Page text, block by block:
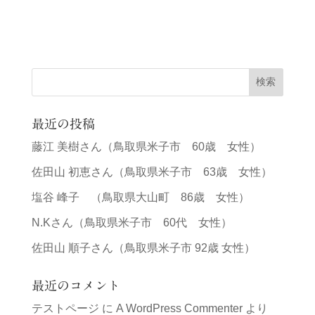
最近の投稿
藤江 美樹さん（鳥取県米子市 60歳 女性）
佐田山 初恵さん（鳥取県米子市 63歳 女性）
塩谷 峰子 （鳥取県大山町 86歳 女性）
N.Kさん（鳥取県米子市 60代 女性）
佐田山 順子さん（鳥取県米子市 92歳 女性）
最近のコメント
テストページ に A WordPress Commenterより